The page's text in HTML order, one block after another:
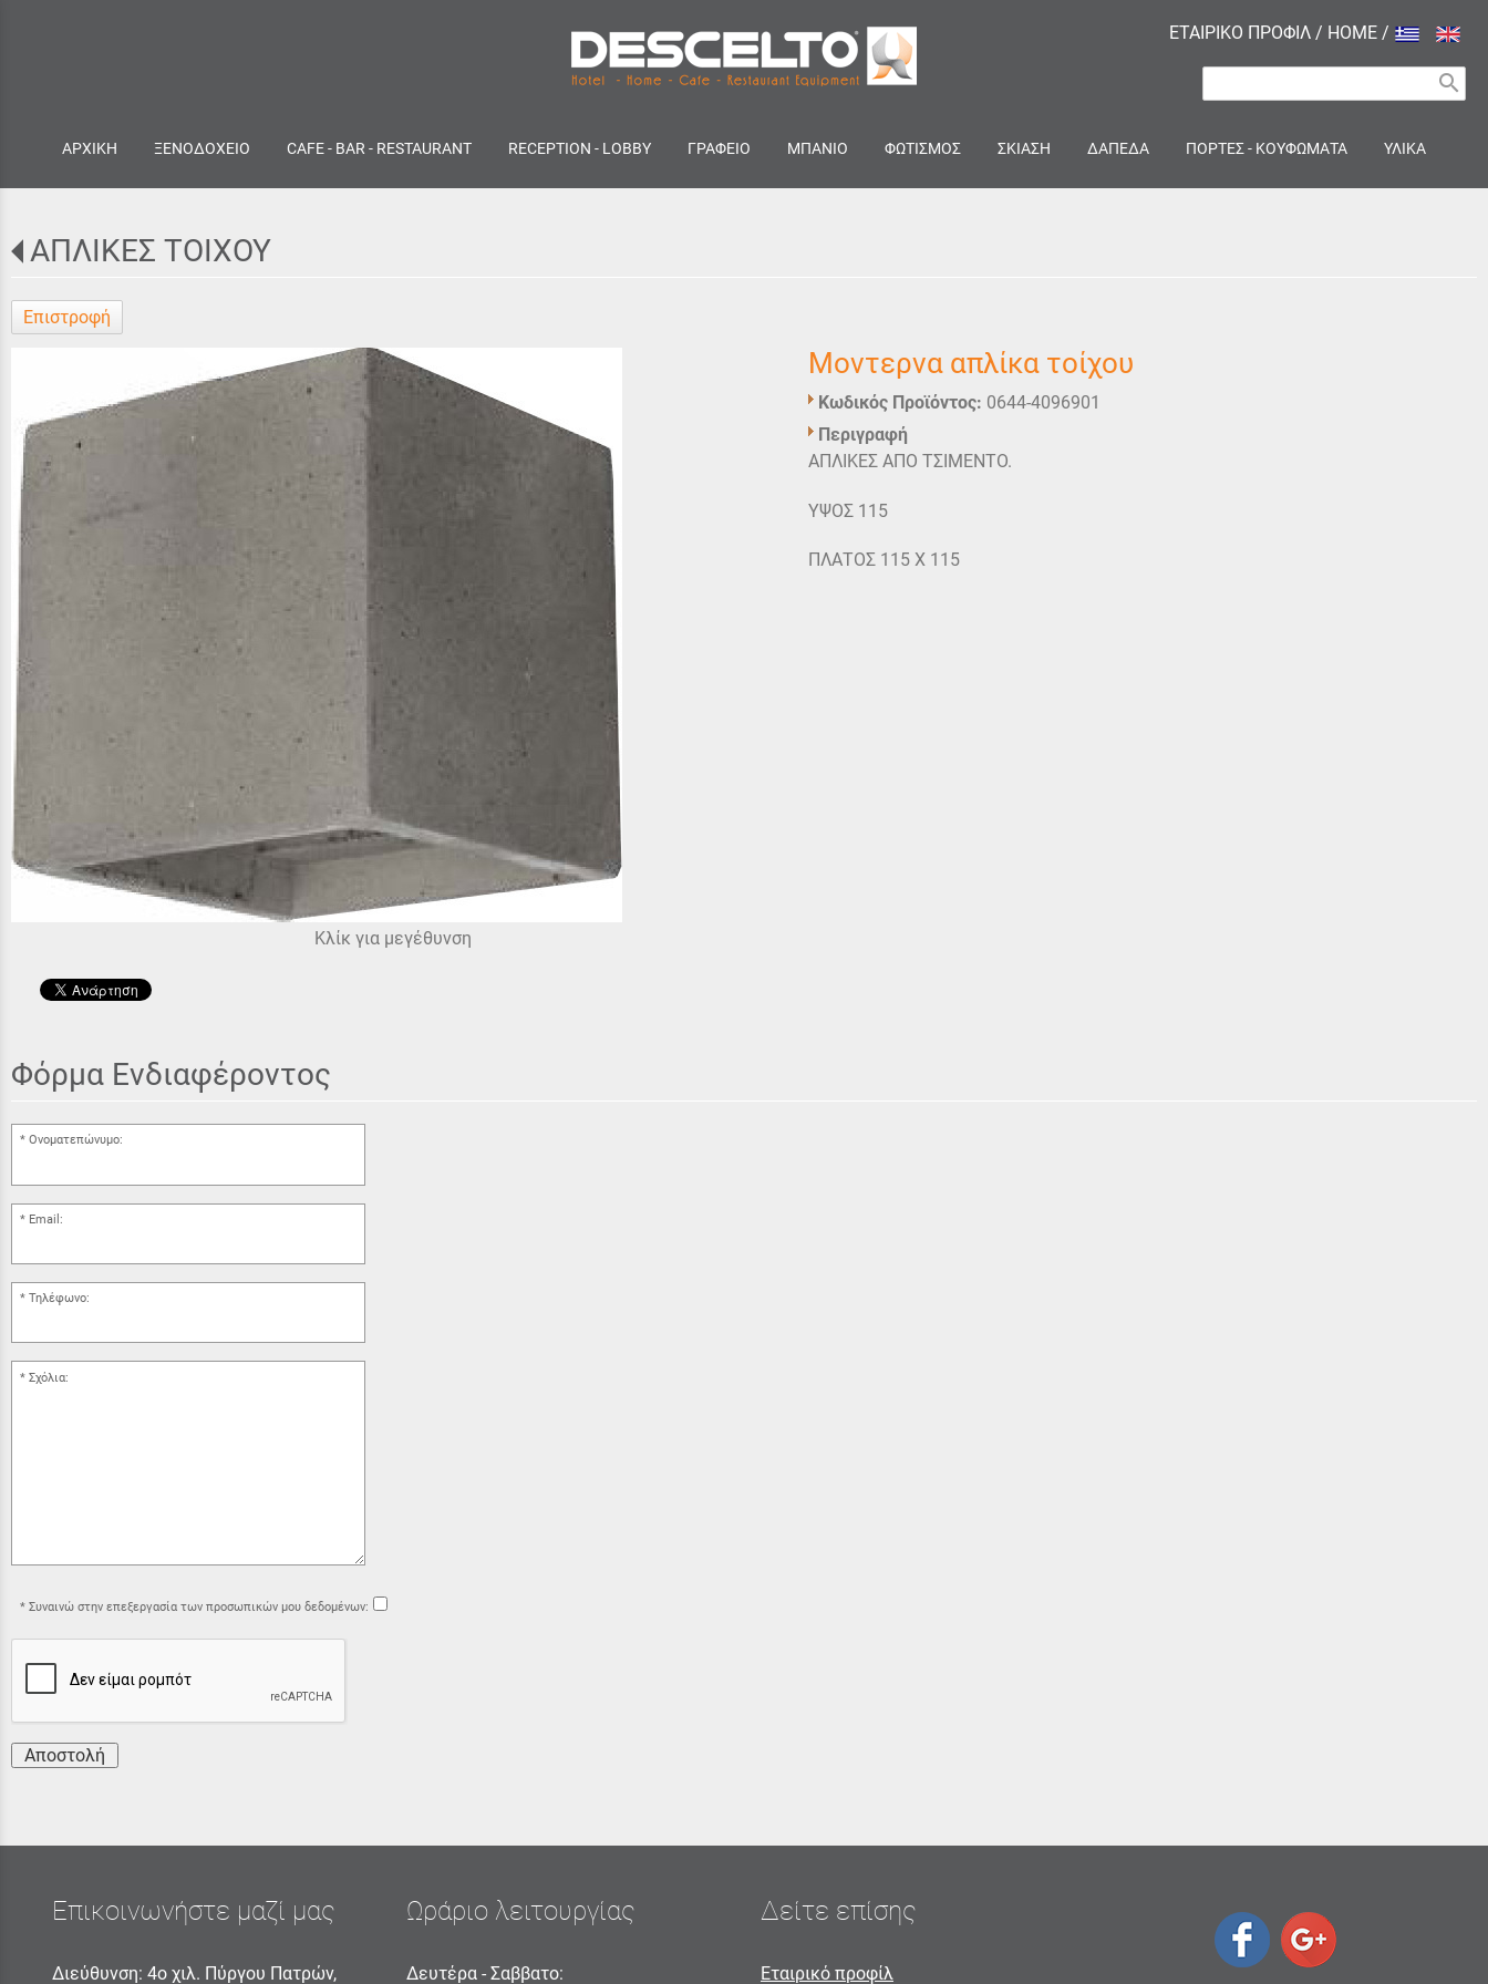
ΕΤΑΙΡΙΚΟ ΠΡΟΦΙΛ / HOME /
search
ΑΡΧΙΚΗ ΞΕΝΟΔΟΧΕΙΟ CAFE - BAR - RESTAURANT RECEPTION - LOBBY ΓΡΑΦΕΙΟ ΜΠΑΝΙΟ ΦΩΤΙΣΜΟΣ ΣΚΙΑΣΗ ΔΑΠΕΔΑ ΠΟΡΤΕΣ - ΚΟΥΦΩΜΑΤΑ ΥΛΙΚΑ
ΑΠΛΙΚΕΣ ΤΟΙΧΟΥ
Επιστροφή
Κλίκ για μεγέθυνση
Μοντερνα απλίκα τοίχου
Κωδικός Προϊόντος: 0644-4096901
Περιγραφή
ΑΠΛΙΚΕΣ ΑΠΟ ΤΣΙΜΕΝΤΟ.
ΥΨΟΣ 115
ΠΛΑΤΟΣ 115 Χ 115
Φόρμα Ενδιαφέροντος
Ονοματεπώνυμο:
Email:
Τηλέφωνο:
Σχόλια:
Συναινώ στην επεξεργασία των προσωπικών μου δεδομένων:
Αποστολή
Επικοινωνήστε μαζί μας
Διεύθυνση: 4ο χιλ. Πύργου Πατρών,
Ωράριο λειτουργίας
Δευτέρα - Σαββατο:
Δείτε επίσης
Εταιρικό προφίλ